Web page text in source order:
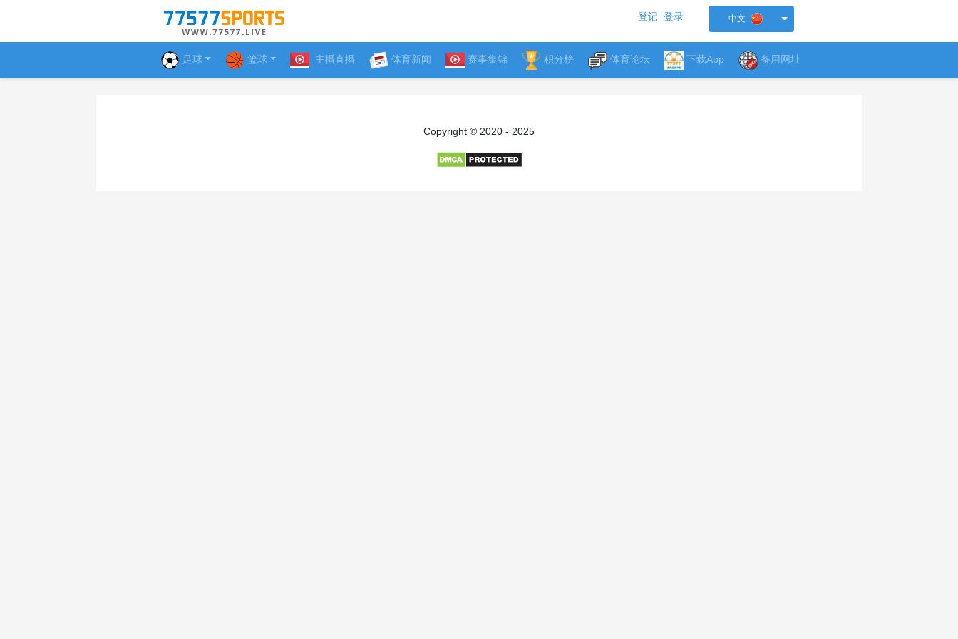
登记 登录 中文
足球 篮球 主播直播 体育新闻 赛事集锦 积分榜 体育论坛 下载App 备用网址
Copyright © 2020 - 2025